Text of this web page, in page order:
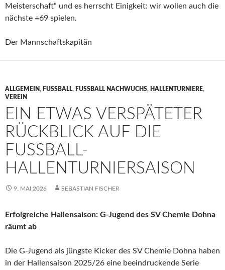
Meisterschaft“ und es herrscht Einigkeit: wir wollen auch die
nächste +69 spielen.
Der Mannschaftskapitän
ALLGEMEIN, FUSSBALL , FUSSBALL NACHWUCHS , HALLENTURNIERE,
VEREIN
EIN ETWAS VERSPÄTETER
RÜCKBLICK AUF DIE
FUSSBALL-H
ALLENTURNIERSAISON
9. MAI 2026 SEBASTIAN FISCHER
Erfolgreiche Hallensaison: G-Jugend des SV Chemie Dohna
räumt ab
Die G-Jugend als jüngste Kicker des SV Chemie Dohna haben
in der Hallensaison 2025/26 eine beeindruckende Serie